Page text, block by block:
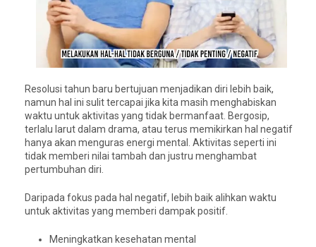
Resolusi tahun baru bertujuan menjadikan diri lebih baik,
namun hal ini sulit tercapai jika kita masih menghabiskan
waktu untuk aktivitas yang tidak bermanfaat. Bergosip,
terlalu larut dalam drama, atau terus memikirkan hal negatif
hanya akan menguras energi mental. Aktivitas seperti ini
tidak memberi nilai tambah dan justru menghambat
pertumbuhan diri.
Daripada fokus pada hal negatif, lebih baik alihkan waktu
untuk aktivitas yang memberi dampak positif.
Meningkatkan kesehatan mental